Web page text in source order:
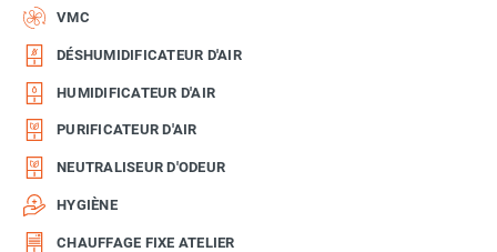
VMC
DÉSHUMIDIFICATEUR D'AIR
HUMIDIFICATEUR D'AIR
PURIFICATEUR D'AIR
NEUTRALISEUR D'ODEUR
HYGIÈNE
CHAUFFAGE FIXE ATELIER